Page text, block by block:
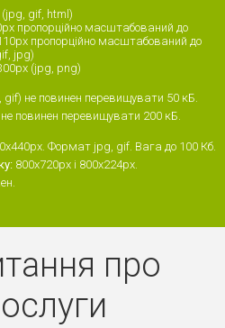
(jpg, gif, html)
пропорційно масштабований до
пропорційно масштабований до
jpg)
(jpg, png)
не повинен перевищувати 50 кБ.
повинен перевищувати 200 кБ.
Формат jpg, gif. Вага до 100 Кб.
800х720px і 800х224px.
про